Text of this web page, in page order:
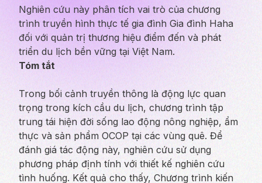
Nghiên cứu này phân tích vai trò của chương
trình truyền hình thực tế gia đình Gia đình Haha
đối với quản trị thương hiệu điểm đến và phát
triển du lịch bền vững tại Việt Nam.
Tóm tắt
Trong bối cảnh truyền thông là động lực quan
trọng trong kích cầu du lịch, chương trình tập
trung tái hiện đời sống lao động nông nghiệp, ẩm
thực và sản phẩm OCOP tại các vùng quê. Để
đánh giá tác động này, nghiên cứu sử dụng
phương pháp định tính với thiết kế nghiên cứu
tình huống. Kết quả cho thấy, Chương trình kiến